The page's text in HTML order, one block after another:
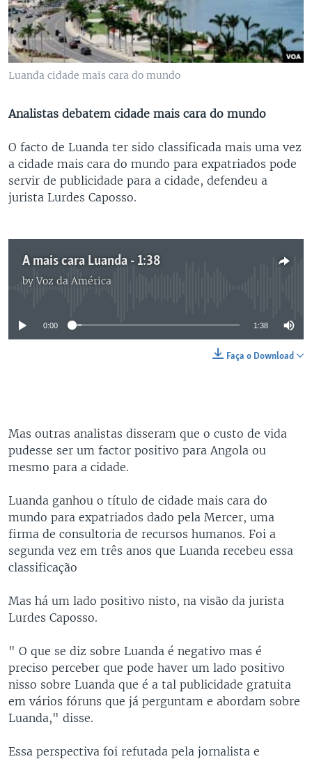
Luanda cidade mais cara do mundo
Analistas debatem cidade mais cara do mundo
O facto de Luanda ter sido classificada mais uma vez
a cidade mais cara do mundo para expatriados pode
servir de publicidade para a cidade, defendeu a
jurista Lurdes Caposso.
A mais cara Luanda - 1:38
byVoz da América
No media source currently available
0:00 1:38
Faça o Download
Mas outras analistas disseram que o custo de vida
pudesse ser um factor positivo para Angola ou
mesmo para a cidade.
Luanda ganhou o título de cidade mais cara do
mundo para expatriados dado pela Mercer, uma
firma de consultoria de recursos humanos. Foi a
segunda vez em três anos que Luanda recebeu essa
classificação
Mas há um lado positivo nisto, na visão da jurista
Lurdes Caposso.
" O que se diz sobre Luanda é negativo mas é
preciso perceber que pode haver um lado positivo
nisso sobre Luanda que é a tal publicidade gratuita
em vários fóruns que já perguntam e abordam sobre
Luanda," disse.
Essa perspectiva foi refutada pela jornalista e